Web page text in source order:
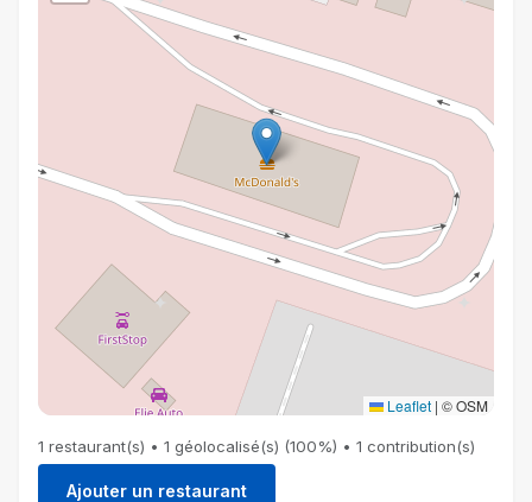
Leaflet | © OSM
1 restaurant(s) • 1 géolocalisé(s) (100%) • 1 contribution(s)
Ajouter un restaurant